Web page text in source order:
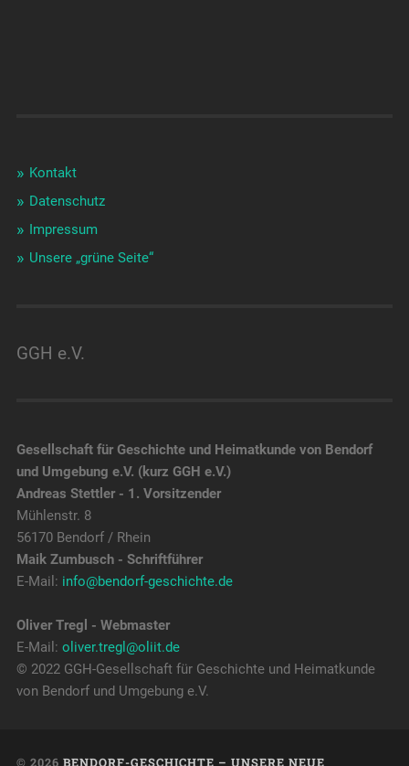
Kontakt
Datenschutz
Impressum
Unsere „grüne Seite“
GGH e.V.
Gesellschaft für Geschichte und Heimatkunde von Bendorf
und Umgebung e.V. (kurz GGH e.V.)
Andreas Stettler - 1. Vorsitzender
Mühlenstr. 8
56170 Bendorf / Rhein
Maik Zumbusch - Schriftführer
E-Mail: info@bendorf-geschichte.de
Oliver Tregl - Webmaster
E-Mail: oliver.tregl@oliit.de
© 2022 GGH-Gesellschaft für Geschichte und Heimatkunde
von Bendorf und Umgebung e.V.
© 2026 BENDORF-GESCHICHTE – UNSERE NEUE